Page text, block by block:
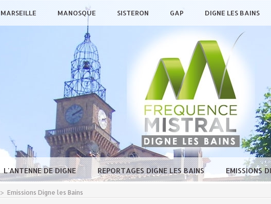
MARSEILLE MANOSQUE SISTERON GAP DIGNE LES BAINS
L'ANTENNE DE DIGNE REPORTAGES DIGNE LES BAINS EMISSIONS
> Emissions Digne les Bains